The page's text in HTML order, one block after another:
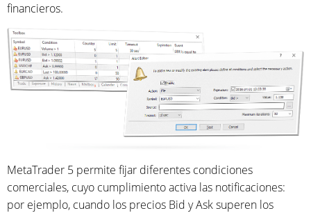
financieros.
MetaTrader 5 permite fijar diferentes condiciones
comerciales, cuyo cumplimiento activa las notificaciones:
por ejemplo, cuando los precios Bid y Ask superen los